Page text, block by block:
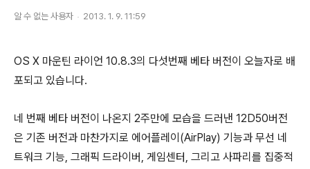
알 수 없는 사용자 2013. 1. 9. 11:59
OS X 마운틴 라이언 10.8.3의 다섯번째 베타 버전이 오늘자로 배
포되고 있습니다.
네 번째 베타 버전이 나온지 2주만에 모습을 드러낸 12D50버전
은 기존 버전과 마찬가지로 에어플레이(AirPlay) 기능과 무선 네
트워크 기능, 그래픽 드라이버, 게임센터, 그리고 사파리를 집중적